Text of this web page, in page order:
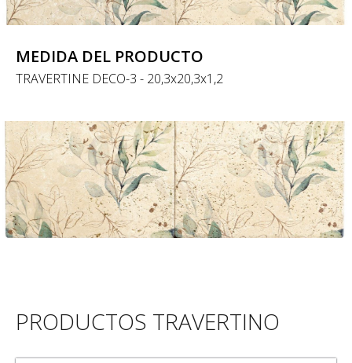
MEDIDA DEL PRODUCTO
TRAVERTINE DECO-3 - 20,3x20,3x1,2
PRODUCTOS TRAVERTINO